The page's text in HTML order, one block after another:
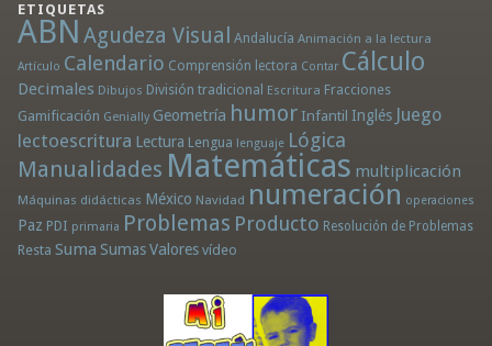
ETIQUETAS
ABN Agudeza Visual Andalucía Animación a la lectura
Artículo Calendario Comprensión lectora Contar Cálculo
Decimales Dibujos División tradicional Escritura Fracciones
Gamificación Genially Geometría humor Infantil Inglés Juego
lectoescritura Lectura Lengua lenguaje Lógica
Manualidades Matemáticas multiplicación
Máquinas didácticas México Navidad numeración operaciones
Paz PDI primaria Problemas Producto Resolución de Problemas
Resta Suma Sumas Valores vídeo